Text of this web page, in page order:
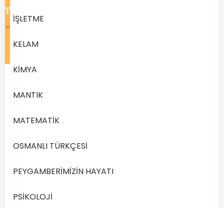
Açık
Akaid
–
Yılı
Dönem
İŞLETME
KELAM
KİMYA
MANTIK
MATEMATİK
OSMANLI TÜRKÇESİ
PEYGAMBERİMİZİN HAYATI
PSİKOLOJİ